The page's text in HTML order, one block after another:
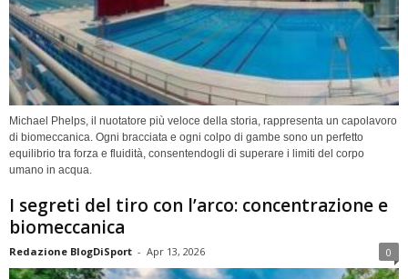
Michael Phelps, il nuotatore più veloce della storia, rappresenta un capolavoro
di biomeccanica. Ogni bracciata e ogni colpo di gambe sono un perfetto
equilibrio tra forza e fluidità, consentendogli di superare i limiti del corpo
umano in acqua.
I segreti del tiro con l’arco: concentrazione e
biomeccanica
Redazione BlogDiSport - Apr 13, 2026 0